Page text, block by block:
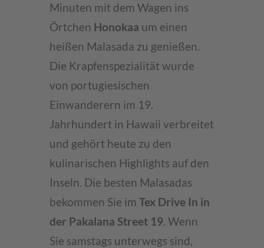
Minuten mit dem Wagen ins
Örtchen Honokaa um einen
heißen Malasada zu genießen.
Die Krapfenspezialität wurde
von portugiesischen
Einwanderern im 19.
Jahrhundert in Hawaii verbreitet
und gehört heute zu den
kulinarischen Highlights auf den
Inseln. Die besten Malasadas
bekommen Sie im Tex Drive In in
der Pakalana Street 19. Wenn
Sie samstags unterwegs sind,